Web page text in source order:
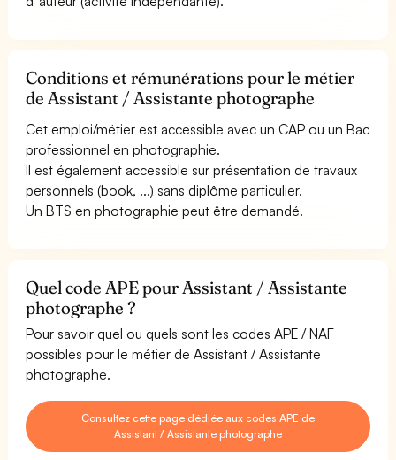
Conditions et rémunérations pour le métier
de Assistant / Assistante photographe
Cet emploi/métier est accessible avec un CAP ou un Bac
professionnel en photographie.
Il est également accessible sur présentation de travaux
personnels (book, ...) sans diplôme particulier.
Un BTS en photographie peut être demandé.
Quel code APE pour Assistant / Assistante
photographe ?
Pour savoir quel ou quels sont les codes APE / NAF
possibles pour le métier de Assistant / Assistante
photographe.
Consultez cette page dédiée aux codes APE de
Assistant / Assistante photographe